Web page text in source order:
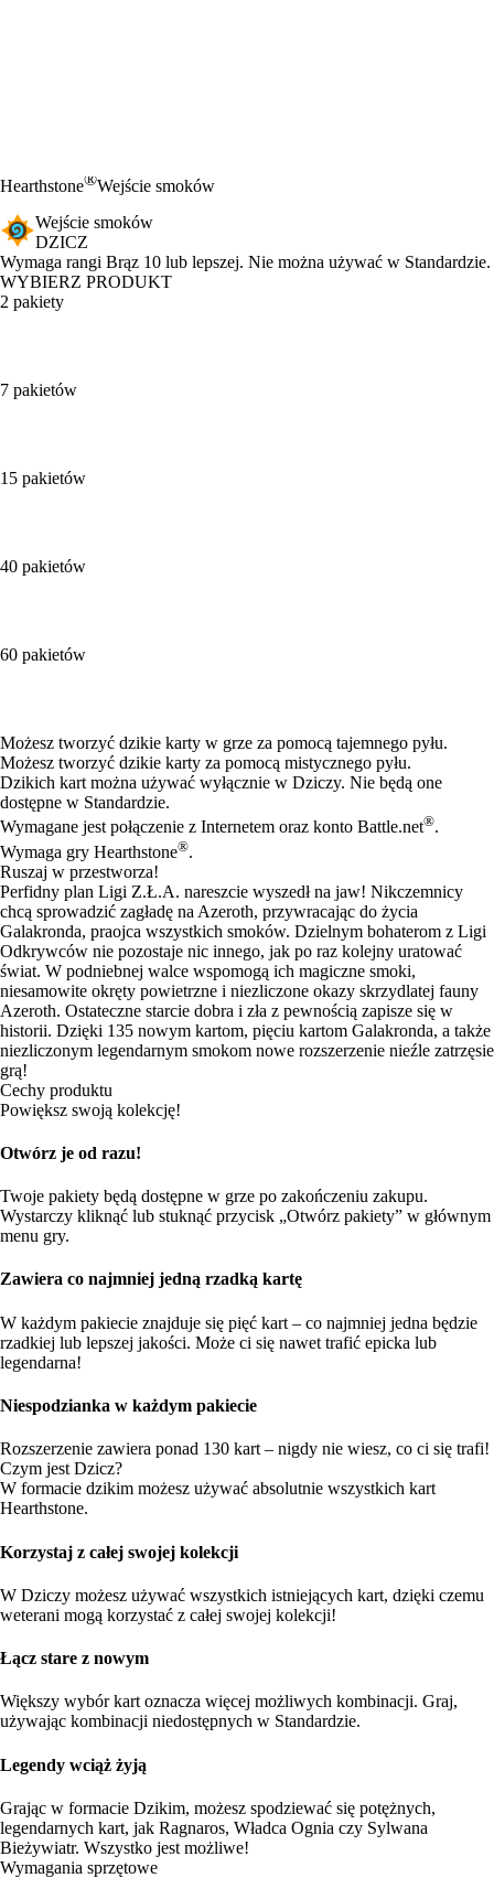
Hearthstone®Wejście smoków
Wejście smoków
DZICZ
Product Notification
Wymaga rangi Brąz 10 lub lepszej. Nie można używać w Standardzie.
WYBIERZ PRODUKT
2 pakiety
7 pakietów
15 pakietów
40 pakietów
60 pakietów
Available actions
Możesz tworzyć dzikie karty w grze za pomocą tajemnego pyłu.
Możesz tworzyć dzikie karty za pomocą mistycznego pyłu.
Dzikich kart można używać wyłącznie w Dziczy. Nie będą one
dostępne w Standardzie.
Wymagane jest połączenie z Internetem oraz konto Battle.net®.
Wymaga gry Hearthstone®.
Ruszaj w przestworza!
Perfidny plan Ligi Z.Ł.A. nareszcie wyszedł na jaw! Nikczemnicy
chcą sprowadzić zagładę na Azeroth, przywracając do życia
Galakronda, praojca wszystkich smoków. Dzielnym bohaterom z Ligi
Odkrywców nie pozostaje nic innego, jak po raz kolejny uratować
świat. W podniebnej walce wspomogą ich magiczne smoki,
niesamowite okręty powietrzne i niezliczone okazy skrzydlatej fauny
Azeroth. Ostateczne starcie dobra i zła z pewnością zapisze się w
historii. Dzięki 135 nowym kartom, pięciu kartom Galakronda, a także
niezliczonym legendarnym smokom nowe rozszerzenie nieźle zatrzęsie
grą!
Cechy produktu
Powiększ swoją kolekcję!
Otwórz je od razu!
Twoje pakiety będą dostępne w grze po zakończeniu zakupu.
Wystarczy kliknąć lub stuknąć przycisk „Otwórz pakiety” w głównym
menu gry.
Zawiera co najmniej jedną rzadką kartę
W każdym pakiecie znajduje się pięć kart – co najmniej jedna będzie
rzadkiej lub lepszej jakości. Może ci się nawet trafić epicka lub
legendarna!
Niespodzianka w każdym pakiecie
Rozszerzenie zawiera ponad 130 kart – nigdy nie wiesz, co ci się trafi!
Czym jest Dzicz?
W formacie dzikim możesz używać absolutnie wszystkich kart
Hearthstone.
Korzystaj z całej swojej kolekcji
W Dziczy możesz używać wszystkich istniejących kart, dzięki czemu
weterani mogą korzystać z całej swojej kolekcji!
Łącz stare z nowym
Większy wybór kart oznacza więcej możliwych kombinacji. Graj,
używając kombinacji niedostępnych w Standardzie.
Legendy wciąż żyją
Grając w formacie Dzikim, możesz spodziewać się potężnych,
legendarnych kart, jak Ragnaros, Władca Ognia czy Sylwana
Bieżywiatr. Wszystko jest możliwe!
Wymagania sprzętowe